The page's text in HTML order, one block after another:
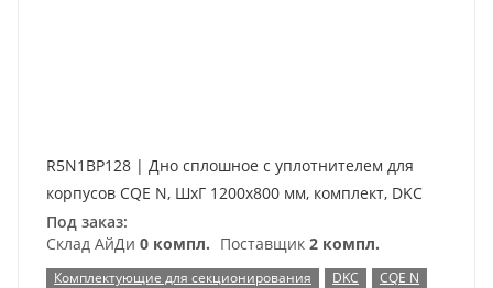
R5N1BP128 | Дно сплошное с уплотнителем для
корпусов CQE N, ШхГ 1200х800 мм, комплект, DKC
Под заказ:
Склад АйДи 0 компл. Поставщик 2 компл.
Комплектующие для секционирования DKC
CQE N